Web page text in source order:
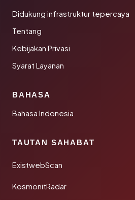
Didukung infrastruktur tepercaya
Tentang
Kebijakan Privasi
Syarat Layanan
BAHASA
Bahasa Indonesia
TAUTAN SAHABAT
ExistwebScan
KosmonitRadar